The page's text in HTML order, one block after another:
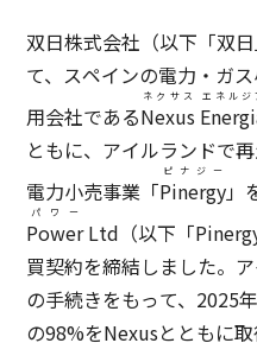
双日株式会社（以下「双
て、スペインの電力・ガ
用会社であるNexus
ネクサス エネルジ
ともに、アイルランドで
電力小売事業「Pinergy
ピナジー
」
Power
パワー
Ltd（以下「
買契約を締結しました。
の手続きをもって、2025
の98%をNexusとともに